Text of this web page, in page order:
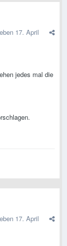
17. April
jedes mal die
17. April